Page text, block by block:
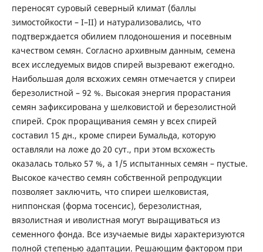
переносят суровый северный климат (баллы
зимостойкости – I–II) и натурализовались, что
подтверждается обилием плодоношения и посевным
качеством семян. Согласно архивным данным, семена
всех исследуемых видов спирей вызревают ежегодно.
Наибольшая доля всхожих семян отмечается у спиреи
березолистной – 92 %. Высокая энергия прорастания
семян зафиксирована у шелковистой и березолистной
спирей. Срок проращивания семян у всех спирей
составил 15 дн., кроме спиреи Бумальда, которую
оставляли на ложе до 20 сут., при этом всхожесть
оказалась только 57 %, а 1/5 испытанных семян – пустые.
Высокое качество семян собственной репродукции
позволяет заключить, что спиреи шелковистая,
ниппонская (форма тосенсис), березолистная,
вязолистная и иволистная могут выращиваться из
семенного фонда. Все изучаемые виды характеризуются
полной степенью адаптации. Решающим фактором при